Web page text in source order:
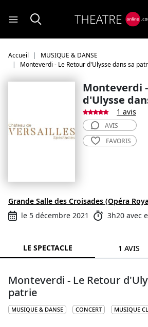
Accueil
MUSIQUE & DANSE
Monteverdi - Le Retour d'Ulysse dans sa
Monteverdi
d'Ulysse
1 avis
Grande Salle des Croisades (Opéra
le 5 décembre 2021
3h20 avec
AVIS
FAVORIS
LE SPECTACLE 1 AVIS
Monteverdi - Le Retour
patrie
MUSIQUE & DANSE CONCERT MUSIQUE